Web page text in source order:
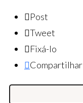
Post
Tweet
Fixá-lo
Compartilhar